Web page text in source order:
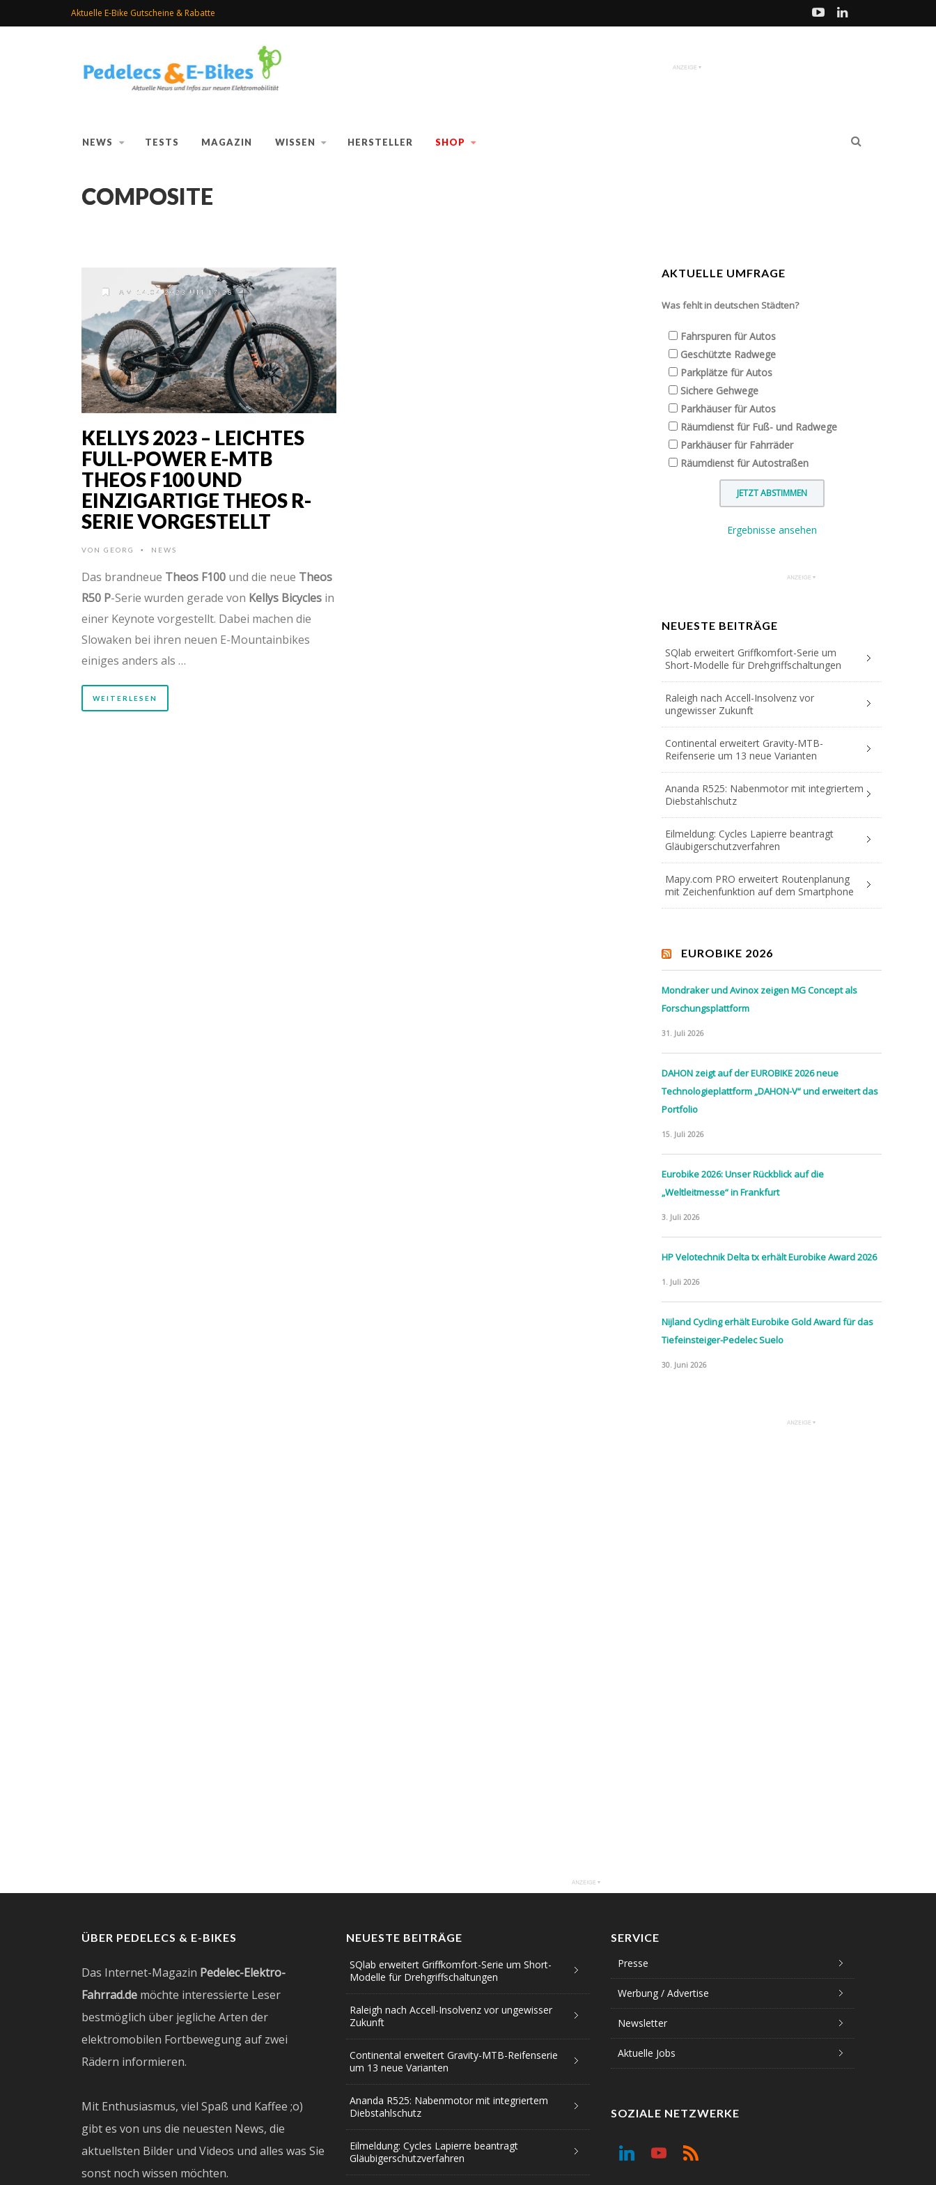
Aktuelle E-Bike Gutscheine & Rabatte
NEWS TESTS MAGAZIN WISSEN HERSTELLER SHOP
COMPOSITE
AM 14.04.2023 UM 17:28
KELLYS 2023 – LEICHTES
FULL-POWER E-MTB
THEOS F100 UND
EINZIGARTIGE THEOS R-
SERIE VORGESTELLT
VON GEORG • NEWS
Das brandneue Theos F100 und die neue Theos
R50 P-Serie wurden gerade von Kellys Bicycles in
einer Keynote vorgestellt. Dabei machen die
Slowaken bei ihren neuen E-Mountainbikes
einiges anders als …
WEITERLESEN
AKTUELLE UMFRAGE
Was fehlt in deutschen Städten?
Fahrspuren für Autos
Geschützte Radwege
Parkplätze für Autos
Sichere Gehwege
Parkhäuser für Autos
Räumdienst für Fuß- und Radwege
Parkhäuser für Fahrräder
Räumdienst für Autostraßen
Ergebnisse ansehen
NEUESTE BEITRÄGE
SQlab erweitert Griffkomfort-Serie um
Short-Modelle für Drehgriffschaltungen
Raleigh nach Accell-Insolvenz vor
ungewisser Zukunft
Continental erweitert Gravity-MTB-
Reifenserie um 13 neue Varianten
Ananda R525: Nabenmotor mit integriertem
Diebstahlschutz
Eilmeldung: Cycles Lapierre beantragt
Gläubigerschutzverfahren
Mapy.com PRO erweitert Routenplanung
mit Zeichenfunktion auf dem Smartphone
EUROBIKE 2026
Mondraker und Avinox zeigen MG Concept als
Forschungsplattform
31. Juli 2026
DAHON zeigt auf der EUROBIKE 2026 neue
Technologieplattform „DAHON-V“ und erweitert das
Portfolio
15. Juli 2026
Eurobike 2026: Unser Rückblick auf die
„Weltleitmesse“ in Frankfurt
3. Juli 2026
HP Velotechnik Delta tx erhält Eurobike Award 2026
1. Juli 2026
Nijland Cycling erhält Eurobike Gold Award für das
Tiefeinsteiger-Pedelec Suelo
30. Juni 2026
ÜBER PEDELECS & E-BIKES
Das Internet-Magazin Pedelec-Elektro-
Fahrrad.de möchte interessierte Leser
bestmöglich über jegliche Arten der
elektromobilen Fortbewegung auf zwei
Rädern informieren.
Mit Enthusiasmus, viel Spaß und Kaffee ;o)
gibt es von uns die neuesten News, die
aktuellsten Bilder und Videos und alles was Sie
sonst noch wissen möchten.
NEUESTE BEITRÄGE
SQlab erweitert Griffkomfort-Serie um Short-
Modelle für Drehgriffschaltungen
Raleigh nach Accell-Insolvenz vor ungewisser
Zukunft
Continental erweitert Gravity-MTB-Reifenserie
um 13 neue Varianten
Ananda R525: Nabenmotor mit integriertem
Diebstahlschutz
Eilmeldung: Cycles Lapierre beantragt
Gläubigerschutzverfahren
SERVICE
Presse
Werbung / Advertise
Newsletter
Aktuelle Jobs
SOZIALE NETZWERKE